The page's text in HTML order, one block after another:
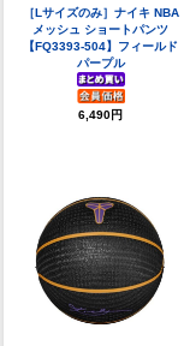
［Lサイズのみ］ナイキ NBA
メッシュ ショートパンツ
【FQ3393-504】フィールド
パープル
6,490円